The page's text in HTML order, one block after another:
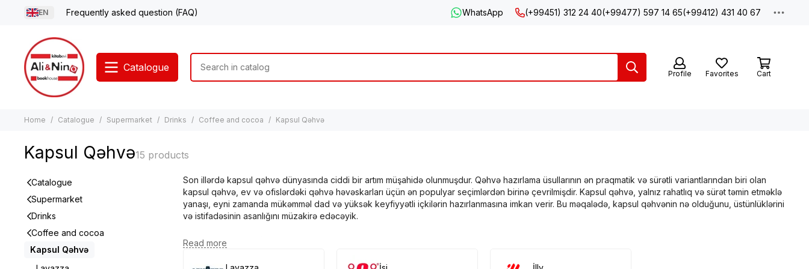
EN Frequently asked question (FAQ) WhatsApp (+99451) 312 24 40(+99477) 597 14 65(+99412) 431 40 67
Catalogue
Profile Favorites Cart
Home Catalogue Supermarket Drinks Coffee and cocoa Kapsul Qəhvə
Kapsul Qəhvə
Son illərdə kapsul qəhvə dünyasında ciddi bir artım müşahidə olunmuşdur. Qəhvə hazırlama üsullarının ən praqmatik və sürətli variantlarından biri olan
kapsul qəhvə, ev və ofislərdəki qəhvə həvəskarları üçün ən populyar seçimlərdən birinə çevrilmişdir. Kapsul qəhvə, yalnız rahatlıq və sürət təmin etməklə
yanaşı, eyni zamanda mükəmməl dad və yüksək keyfiyyətli içkilərin hazırlanmasına imkan verir. Bu məqalədə, kapsul qəhvənin nə olduğunu, üstünlüklərini
və istifadəsinin asanlığını müzakirə edəcəyik.
Kapsul Qəhvə Nədir?
Kapsul qəhvə, xüsusi hazırlanmış kiçik kapsullarda satılan qəhvə növüdür. Hər bir kapsul, əsl qəhvə ilə doldurulmuş kiçik metal və ya plastik kapsuldan
Catalogue
Supermarket
Drinks
Coffee and cocoa
Kapsul Qəhvə